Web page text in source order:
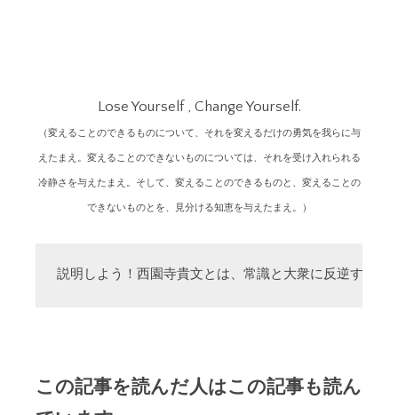
Lose Yourself , Change Yourself.
（変えることのできるものについて、それを変えるだけの勇気を我らに与
えたまえ。変えることのできないものについては、それを受け入れられる
冷静さを与えたまえ。そして、変えることのできるものと、変えることの
できないものとを、見分ける知恵を与えたまえ。）
説明しよう！西園寺貴文とは、常識と大衆に反逆する
この記事を読んだ人はこの記事も読ん